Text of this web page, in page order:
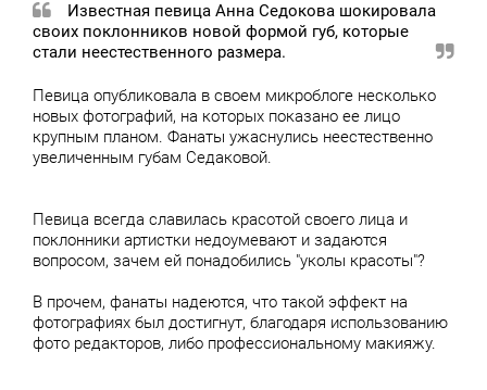
Известная певица Анна Седокова шокировала
своих поклонников новой формой губ, которые
стали неестественного размера.
Певица опубликовала в своем микроблоге несколько
новых фотографий, на которых показано ее лицо
крупным планом. Фанаты ужаснулись неестественно
увеличенным губам Седаковой.
Певица всегда славилась красотой своего лица и
поклонники артистки недоумевают и задаются
вопросом, зачем ей понадобились "уколы красоты"?
В прочем, фанаты надеются, что такой эффект на
фотографиях был достигнут, благодаря использованию
фото редакторов, либо профессиональному макияжу.